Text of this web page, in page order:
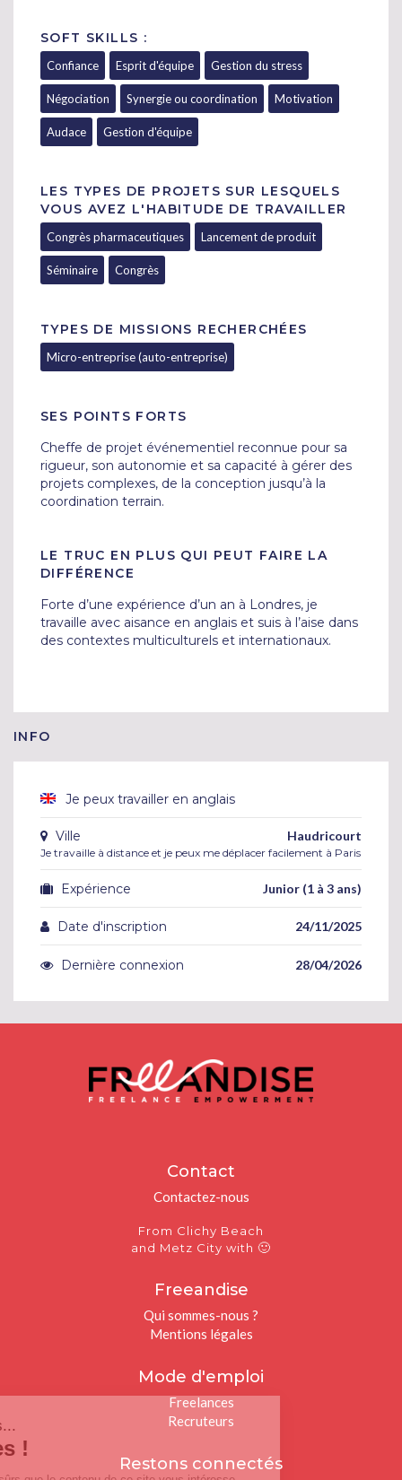
Salut c'est nous...
les Cookies !
SOFT SKILLS :
Confiance Esprit d'équipe Gestion du stress
Négociation Synergie ou coordination Motivation
Audace Gestion d'équipe
LES TYPES DE PROJETS SUR LESQUELS
VOUS AVEZ L'HABITUDE DE TRAVAILLER
Congrès pharmaceutiques Lancement de produit
Séminaire Congrès
TYPES DE MISSIONS RECHERCHÉES
Micro-entreprise (auto-entreprise)
SES POINTS FORTS
Cheffe de projet événementiel reconnue pour sa
rigueur, son autonomie et sa capacité à gérer des
projets complexes, de la conception jusqu’à la
coordination terrain.
LE TRUC EN PLUS QUI PEUT FAIRE LA
DIFFÉRENCE
Forte d’une expérience d’un an à Londres, je
travaille avec aisance en anglais et suis à l’aise dans
des contextes multiculturels et internationaux.
INFO
Je peux travailler en anglais
Ville Haudricourt
Je travaille à distance et je peux me déplacer facilement à Paris
Expérience Junior (1 à 3 ans)
Date d'inscription 24/11/2025
Dernière connexion 28/04/2026
Contact
Contactez-nous
From Clichy Beach
and Metz City with 🙂
Freeandise
Qui sommes-nous ?
Mentions légales
Mode d'emploi
Freelances
Recruteurs
Restons connectés